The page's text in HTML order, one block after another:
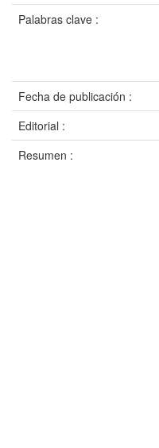
Palabras clave :
Fecha de publicación :
Editorial :
Resumen :